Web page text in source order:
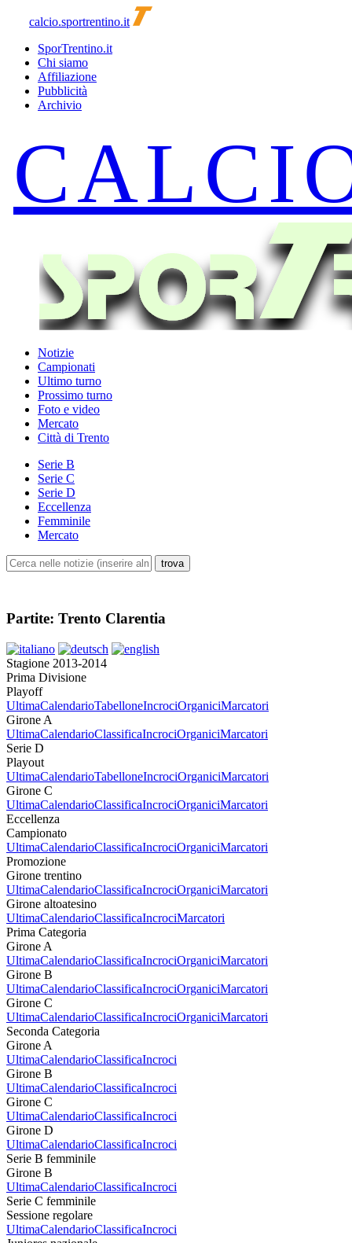
calcio.sportrentino.it
SporTrentino.it
Chi siamo
Affiliazione
Pubblicità
Archivio
Notizie
Campionati
Ultimo turno
Prossimo turno
Foto e video
Mercato
Città di Trento
Serie B
Serie C
Serie D
Eccellenza
Femminile
Mercato
Partite: Trento Clarentia
Stagione 2013-2014
Prima Divisione
Playoff
UltimaCalendarioTabelloneIncrociOrganiciMarcatori
Girone A
UltimaCalendarioClassificaIncrociOrganiciMarcatori
Serie D
Playout
UltimaCalendarioTabelloneIncrociOrganiciMarcatori
Girone C
UltimaCalendarioClassificaIncrociOrganiciMarcatori
Eccellenza
Campionato
UltimaCalendarioClassificaIncrociOrganiciMarcatori
Promozione
Girone trentino
UltimaCalendarioClassificaIncrociOrganiciMarcatori
Girone altoatesino
UltimaCalendarioClassificaIncrociMarcatori
Prima Categoria
Girone A
UltimaCalendarioClassificaIncrociOrganiciMarcatori
Girone B
UltimaCalendarioClassificaIncrociOrganiciMarcatori
Girone C
UltimaCalendarioClassificaIncrociOrganiciMarcatori
Seconda Categoria
Girone A
UltimaCalendarioClassificaIncroci
Girone B
UltimaCalendarioClassificaIncroci
Girone C
UltimaCalendarioClassificaIncroci
Girone D
UltimaCalendarioClassificaIncroci
Serie B femminile
Girone B
UltimaCalendarioClassificaIncroci
Serie C femminile
Sessione regolare
UltimaCalendarioClassificaIncroci